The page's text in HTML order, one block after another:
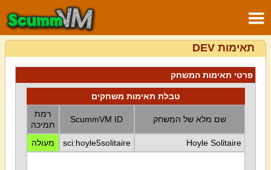
תאימות DEV
פרטי תאימות המשחק
טבלת תאימות משחקים
שם מלא של המשחק ScummVM ID
רמת
תמיכה
Hoyle Solitaire
sci:hoyle5solitaire מעולה